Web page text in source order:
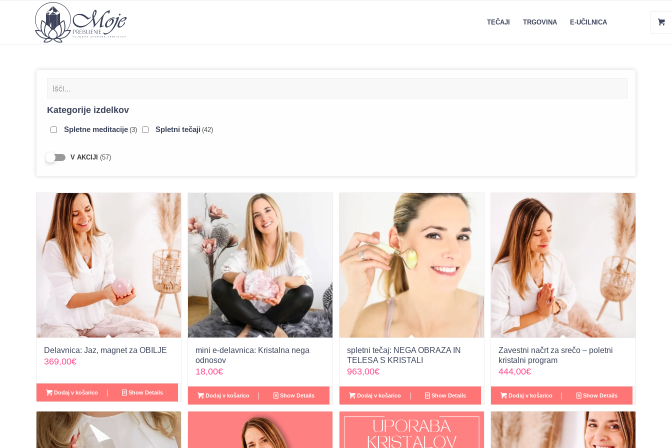
TEČAJI TRGOVINA E-UČILNICA
Kategorije izdelkov
Spletne meditacije (3) Spletni tečaji (42)
(57)
Delavnica: Jaz, magnet za OBILJE
369,00€
Dodaj v košarico Show Details
mini e-delavnica: Kristalna nega
odnosov
18,00€
Dodaj v košarico Show Details
spletni tečaj: NEGA OBRAZA IN
TELESA S KRISTALI
963,00€
Dodaj v košarico Show Details
Zavestni načrt za srečo – poletni
kristalni program
444,00€
Dodaj v košarico Show Details